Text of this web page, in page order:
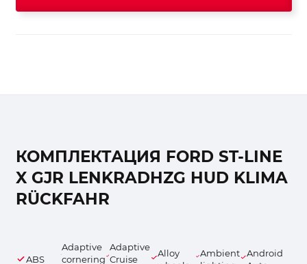
КОМПЛЕКТАЦИЯ FORD ST-LINE
X GJR LENKRADHZG HUD KLIMA
RÜCKFAHR
ABS
Adaptive
cornering
Adaptive
Cruise
Alloy
Ambient
Android